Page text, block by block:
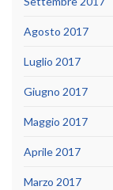
Agosto 2017
Luglio 2017
Giugno 2017
Maggio 2017
Aprile 2017
Marzo 2017